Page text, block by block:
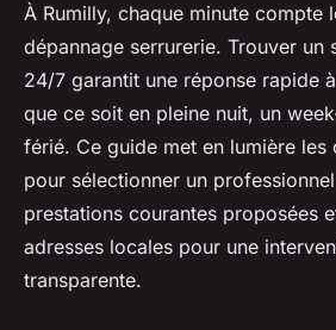
À Rumilly, chaque minute compte
dépannage serrurerie. Trouver un
24/7 garantit une réponse rapide
que ce soit en pleine nuit, un
férié. Ce guide met en lumière les
pour sélectionner un
prestations courantes proposées
adresses locales pour une
transparente.